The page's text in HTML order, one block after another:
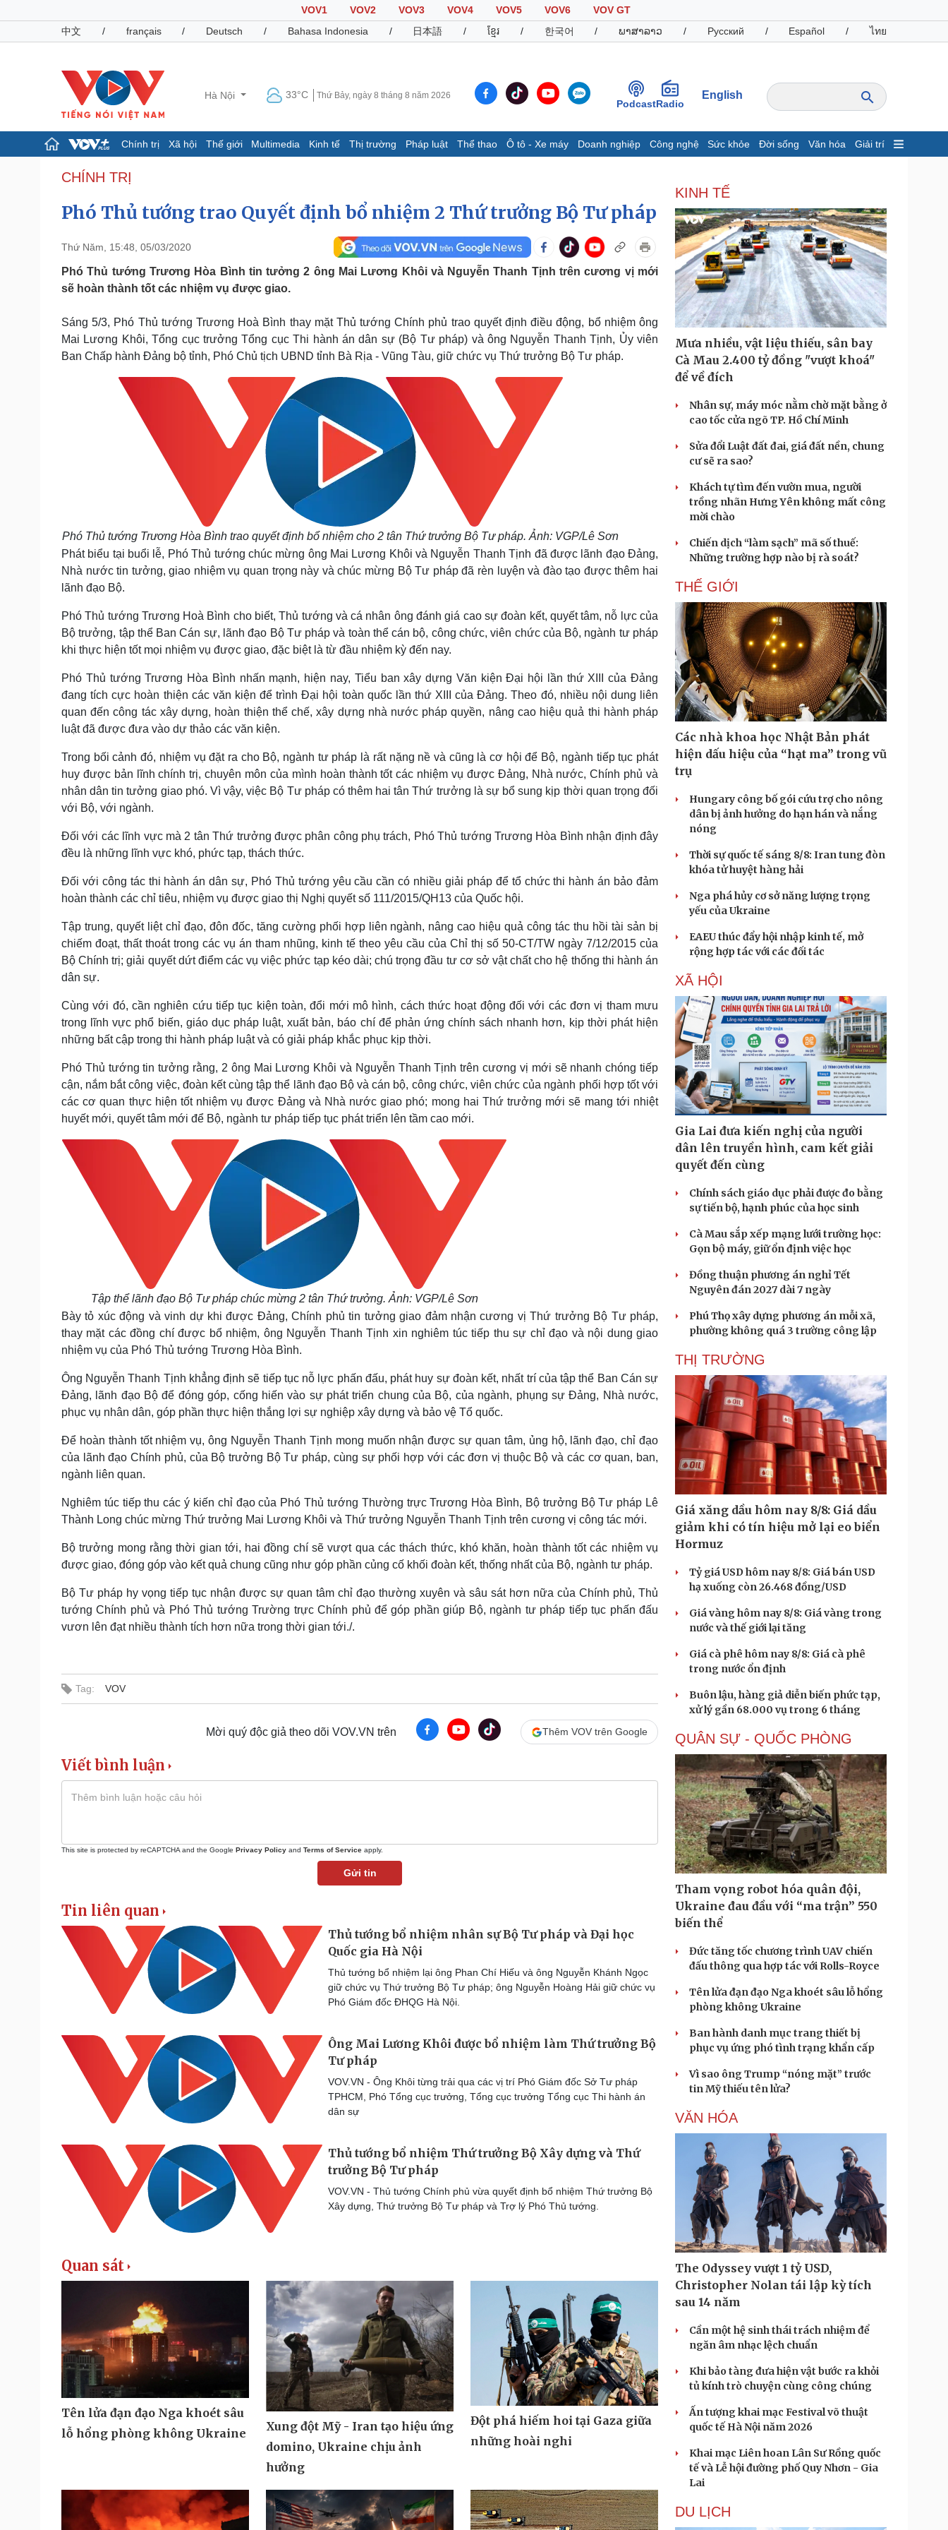
VOV1 VOV2 VOV3 VOV4 VOV5 VOV6
VOV GT
中文
/ français / Deutsch / Bahasa Indonesia / 日本語 / ខ្មែរ / 한국어 / ພາສາລາວ / Русский / Español / ไทย
Hà Nội 33°C Thứ Bảy, ngày 8 tháng 8 năm 2026
PodcastRadio
English
Chính trị Xã hội Thế giới Multimedia Kinh tế Thị trường Pháp luật Thể thao Ô tô - Xe máy Doanh nghiệp Công nghệ Sức khỏe Đời sống Văn hóa Giải trí
Chính trị
Tổ chức nhân sự
Quốc hội
Dự báo thời tiết
Giáo dục
Biển đảo
Cuộc sống đó đây
Hồ sơ
Ảnh
E-Magazine
Infographic
Bất động sản
Khởi nghiệp
Tiêu dùng
Tỷ giá
Chứng khoán
Giá cà phê
Pháp luật
Tin nóng
Tư vấn luật
Quân sự - Quốc phòng
Việt Nam
Phân tích
Lịch thi đấu bóng đá
Thế giới thể thao
eSports
Xe máy
Tư vấn
Doanh nghiệp
Thông tin doanh nghiệp
Doanh nghiệp 24h
Doanh nhân
Vì cộng đồng
Công nghệ
Sành điệu
Tin Công nghệ
Trải nghiệm
Chuyển đổi số
Dinh dưỡng - món ngon
Đời sống
Nhà đẹp
Blog
Tình yêu - Gia đình
Sân khấu - Điện ảnh
Văn học
Âm nhạc
Di sản
Giải trí
Nghệ sĩ
Thời trang
Sao Việt
Câu chuyện thời sự
Đọc truyện đêm khuya
Cửa sổ tình yêu
Kể chuyện cho bé
Cải chính
CHÍNH TRỊ
Phó Thủ tướng trao Quyết định bổ nhiệm 2 Thứ trưởng Bộ Tư pháp
Thứ Năm, 15:48, 05/03/2020
Phó Thủ tướng Trương Hòa Bình tin tưởng 2 ông Mai Lương Khôi và Nguyễn Thanh Tịnh trên cương vị mới
sẽ hoàn thành tốt các nhiệm vụ được giao.
Sáng 5/3, Phó Thủ tướng Trương Hoà Bình thay mặt Thủ tướng Chính phủ trao quyết định điều động, bổ nhiệm ông
Mai Lương Khôi, Tổng cục trưởng Tổng cục Thi hành án dân sự (Bộ Tư pháp) và ông Nguyễn Thanh Tịnh, Ủy viên
Ban Chấp hành Đảng bộ tỉnh, Phó Chủ tịch UBND tỉnh Bà Rịa - Vũng Tàu, giữ chức vụ Thứ trưởng Bộ Tư pháp.
Phó Thủ tướng Trương Hòa Bình trao quyết định bổ nhiệm cho 2 tân Thứ trưởng Bộ Tư pháp. Ảnh: VGP/Lê Sơn
Phát biểu tại buổi lễ, Phó Thủ tướng chúc mừng ông Mai Lương Khôi và Nguyễn Thanh Tịnh đã được lãnh đạo Đảng,
Nhà nước tin tưởng, giao nhiệm vụ quan trọng này và chúc mừng Bộ Tư pháp đã rèn luyện và đào tạo được thêm hai
lãnh đạo Bộ.
Phó Thủ tướng Trương Hoà Bình cho biết, Thủ tướng và cá nhân ông đánh giá cao sự đoàn kết, quyết tâm, nỗ lực của
Bộ trưởng, tập thể Ban Cán sự, lãnh đạo Bộ Tư pháp và toàn thể cán bộ, công chức, viên chức của Bộ, ngành tư pháp
khi thực hiện tốt mọi nhiệm vụ được giao, đặc biệt là từ đầu nhiệm kỳ đến nay.
Phó Thủ tướng Trương Hòa Bình nhấn mạnh, hiện nay, Tiểu ban xây dựng Văn kiện Đại hội lần thứ XIII của Đảng
đang tích cực hoàn thiện các văn kiện để trình Đại hội toàn quốc lần thứ XIII của Đảng. Theo đó, nhiều nội dung liên
quan đến công tác xây dựng, hoàn thiện thể chế, xây dựng nhà nước pháp quyền, nâng cao hiệu quả thi hành pháp
luật đã được đưa vào dự thảo các văn kiện.
Trong bối cảnh đó, nhiệm vụ đặt ra cho Bộ, ngành tư pháp là rất nặng nề và cũng là cơ hội để Bộ, ngành tiếp tục phát
huy được bản lĩnh chính trị, chuyên môn của mình hoàn thành tốt các nhiệm vụ được Đảng, Nhà nước, Chính phủ và
nhân dân tin tưởng giao phó. Vì vậy, việc Bộ Tư pháp có thêm hai tân Thứ trưởng là sự bổ sung kịp thời quan trọng đối
với Bộ, với ngành.
Đối với các lĩnh vực mà 2 tân Thứ trưởng được phân công phụ trách, Phó Thủ tướng Trương Hòa Bình nhận định đây
đều là những lĩnh vực khó, phức tạp, thách thức.
Đối với công tác thi hành án dân sự, Phó Thủ tướng yêu cầu cần có nhiều giải pháp để tổ chức thi hành án bảo đảm
hoàn thành các chỉ tiêu, nhiệm vụ được giao thị Nghị quyết số 111/2015/QH13 của Quốc hội.
Tập trung, quyết liệt chỉ đạo, đôn đốc, tăng cường phối hợp liên ngành, nâng cao hiệu quả công tác thu hồi tài sản bị
chiếm đoạt, thất thoát trong các vụ án tham nhũng, kinh tế theo yêu cầu của Chỉ thị số 50-CT/TW ngày 7/12/2015 của
Bộ Chính trị; giải quyết dứt điểm các vụ việc phức tạp kéo dài; chú trọng đầu tư cơ sở vật chất cho hệ thống thi hành án
dân sự.
Cùng với đó, cần nghiên cứu tiếp tục kiện toàn, đổi mới mô hình, cách thức hoạt động đối với các đơn vị tham mưu
trong lĩnh vực phổ biến, giáo dục pháp luật, xuất bản, báo chí để phản ứng chính sách nhanh hơn, kịp thời phát hiện
những bất cập trong thi hành pháp luật và có giải pháp khắc phục kịp thời.
Phó Thủ tướng tin tưởng rằng, 2 ông Mai Lương Khôi và Nguyễn Thanh Tịnh trên cương vị mới sẽ nhanh chóng tiếp
cận, nắm bắt công việc, đoàn kết cùng tập thể lãnh đạo Bộ và cán bộ, công chức, viên chức của ngành phối hợp tốt với
các cơ quan thực hiện tốt nhiệm vụ được Đảng và Nhà nước giao phó; mong hai Thứ trưởng mới sẽ mang tới nhiệt
huyết mới, quyết tâm mới để Bộ, ngành tư pháp tiếp tục phát triển lên tầm cao mới.
Tập thể lãnh đạo Bộ Tư pháp chúc mừng 2 tân Thứ trưởng. Ảnh: VGP/Lê Sơn
Bày tỏ xúc động và vinh dự khi được Đảng, Chính phủ tin tưởng giao đảm nhận cương vị Thứ trưởng Bộ Tư pháp,
thay mặt các đồng chí được bổ nhiệm, ông Nguyễn Thanh Tịnh xin nghiêm túc tiếp thu sự chỉ đạo và nội dung giao
nhiệm vụ của Phó Thủ tướng Trương Hòa Bình.
Ông Nguyễn Thanh Tịnh khẳng định sẽ tiếp tục nỗ lực phấn đấu, phát huy sự đoàn kết, nhất trí của tập thể Ban Cán sự
Đảng, lãnh đạo Bộ để đóng góp, cống hiến vào sự phát triển chung của Bộ, của ngành, phụng sự Đảng, Nhà nước,
phục vụ nhân dân, góp phần thực hiện thắng lợi sự nghiệp xây dựng và bảo vệ Tổ quốc.
Để hoàn thành tốt nhiệm vụ, ông Nguyễn Thanh Tịnh mong muốn nhận được sự quan tâm, ủng hộ, lãnh đạo, chỉ đạo
của lãnh đạo Chính phủ, của Bộ trưởng Bộ Tư pháp, cùng sự phối hợp với các đơn vị thuộc Bộ và các cơ quan, ban,
ngành liên quan.
Nghiêm túc tiếp thu các ý kiến chỉ đạo của Phó Thủ tướng Thường trực Trương Hòa Bình, Bộ trưởng Bộ Tư pháp Lê
Thành Long chúc mừng Thứ trưởng Mai Lương Khôi và Thứ trưởng Nguyễn Thanh Tịnh trên cương vị công tác mới.
Bộ trưởng mong rằng thời gian tới, hai đồng chí sẽ vượt qua các thách thức, khó khăn, hoàn thành tốt các nhiệm vụ
được giao, đóng góp vào kết quả chung cũng như góp phần củng cố khối đoàn kết, thống nhất của Bộ, ngành tư pháp.
Bộ Tư pháp hy vọng tiếp tục nhận được sự quan tâm chỉ đạo thường xuyên và sâu sát hơn nữa của Chính phủ, Thủ
tướng Chính phủ và Phó Thủ tướng Trường trực Chính phủ để góp phần giúp Bộ, ngành tư pháp tiếp tục phấn đấu
vươn lên đạt nhiều thành tích hơn nữa trong thời gian tới./.
Tag: VOV
Mời quý độc giả theo dõi VOV.VN trên Thêm VOV trên Google
Viết bình luận
This site is protected by reCAPTCHA and the Google Privacy Policy and Terms of Service apply.
Gửi tin
Tin liên quan
Thủ tướng bổ nhiệm nhân sự Bộ Tư pháp và Đại học
Quốc gia Hà Nội
Thủ tướng bổ nhiệm lại ông Phan Chí Hiếu và ông Nguyễn Khánh Ngọc
giữ chức vụ Thứ trưởng Bộ Tư pháp; ông Nguyễn Hoàng Hải giữ chức vụ
Phó Giám đốc ĐHQG Hà Nội.
Ông Mai Lương Khôi được bổ nhiệm làm Thứ trưởng Bộ
Tư pháp
VOV.VN - Ông Khôi từng trải qua các vị trí Phó Giám đốc Sở Tư pháp
TPHCM, Phó Tổng cục trưởng, Tổng cục trưởng Tổng cục Thi hành án
dân sự
Thủ tướng bổ nhiệm Thứ trưởng Bộ Xây dựng và Thứ
trưởng Bộ Tư pháp
VOV.VN - Thủ tướng Chính phủ vừa quyết định bổ nhiệm Thứ trưởng Bộ
Xây dựng, Thứ trưởng Bộ Tư pháp và Trợ lý Phó Thủ tướng.
Quan sát
Tên lửa đạn đạo Nga khoét sâu
lỗ hổng phòng không Ukraine
Xung đột Mỹ - Iran tạo hiệu ứng
domino, Ukraine chịu ảnh
hưởng
Đột phá hiếm hoi tại Gaza giữa
những hoài nghi
KINH TẾ
Mưa nhiều, vật liệu thiếu, sân bay
Cà Mau 2.400 tỷ đồng "vượt khoá"
để về đích
Nhân sự, máy móc nằm chờ mặt bằng ở
cao tốc cửa ngõ TP. Hồ Chí Minh
Sửa đổi Luật đất đai, giá đất nền, chung
cư sẽ ra sao?
Khách tự tìm đến vườn mua, người
trồng nhãn Hưng Yên không mất công
mời chào
Chiến dịch “làm sạch” mã số thuế:
Những trường hợp nào bị rà soát?
THẾ GIỚI
Các nhà khoa học Nhật Bản phát
hiện dấu hiệu của “hạt ma” trong vũ
trụ
Hungary công bố gói cứu trợ cho nông
dân bị ảnh hưởng do hạn hán và nắng
nóng
Thời sự quốc tế sáng 8/8: Iran tung đòn
khóa tử huyệt hàng hải
Nga phá hủy cơ sở năng lượng trọng
yếu của Ukraine
EAEU thúc đẩy hội nhập kinh tế, mở
rộng hợp tác với các đối tác
XÃ HỘI
Gia Lai đưa kiến nghị của người
dân lên truyền hình, cam kết giải
quyết đến cùng
Chính sách giáo dục phải được đo bằng
sự tiến bộ, hạnh phúc của học sinh
Cà Mau sắp xếp mạng lưới trường học:
Gọn bộ máy, giữ ổn định việc học
Đồng thuận phương án nghỉ Tết
Nguyên đán 2027 dài 7 ngày
Phú Thọ xây dựng phương án mỗi xã,
phường không quá 3 trường công lập
THỊ TRƯỜNG
Giá xăng dầu hôm nay 8/8: Giá dầu
giảm khi có tín hiệu mở lại eo biển
Hormuz
Tỷ giá USD hôm nay 8/8: Giá bán USD
hạ xuống còn 26.468 đồng/USD
Giá vàng hôm nay 8/8: Giá vàng trong
nước và thế giới lại tăng
Giá cà phê hôm nay 8/8: Giá cà phê
trong nước ổn định
Buôn lậu, hàng giả diễn biến phức tạp,
xử lý gần 68.000 vụ trong 6 tháng
QUÂN SỰ - QUỐC PHÒNG
Tham vọng robot hóa quân đội,
Ukraine đau đầu với “ma trận” 550
biến thể
Đức tăng tốc chương trình UAV chiến
đấu thông qua hợp tác với Rolls-Royce
Tên lửa đạn đạo Nga khoét sâu lỗ hổng
phòng không Ukraine
Ban hành danh mục trang thiết bị
phục vụ ứng phó tình trạng khẩn cấp
Vì sao ông Trump “nóng mặt” trước
tin Mỹ thiếu tên lửa?
VĂN HÓA
The Odyssey vượt 1 tỷ USD,
Christopher Nolan tái lập kỳ tích
sau 14 năm
Cần một hệ sinh thái trách nhiệm để
ngăn âm nhạc lệch chuẩn
Khi bảo tàng đưa hiện vật bước ra khỏi
tủ kính trò chuyện cùng công chúng
Ấn tượng khai mạc Festival võ thuật
quốc tế Hà Nội năm 2026
Khai mạc Liên hoan Lân Sư Rồng quốc
tế và Lễ hội đường phố Quy Nhơn - Gia
Lai
DU LỊCH